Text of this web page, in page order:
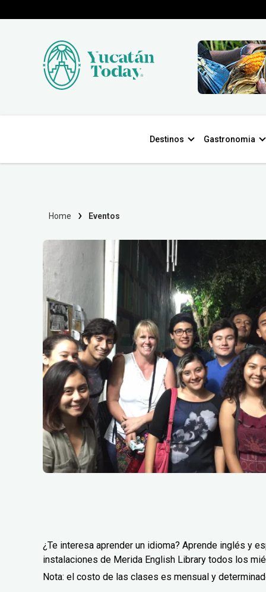
Destinos Gastronomia
Home Eventos
¿Te interesa aprender un idioma? Aprende inglés y
instalaciones de Merida English Library todos los
Nota: el costo de las clases es mensual y